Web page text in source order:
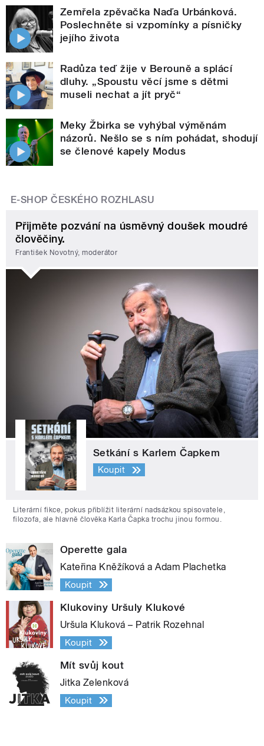
Zemřela zpěvačka Naďa Urbánková.
Poslechněte si vzpomínky a písničky
jejího života
Radůza teď žije v Berouně a splácí
dluhy. „Spoustu věcí jsme s dětmi
museli nechat a jít pryč“
Meky Žbirka se vyhýbal výměnám
názorů. Nešlo se s ním pohádat, shodují
se členové kapely Modus
E-SHOP ČESKÉHO ROZHLASU
Přijměte pozvání na úsměvný doušek moudré
člověčiny.
František Novotný, moderátor
Setkání s Karlem Čapkem
Koupit
Literární fikce, pokus přiblížit literární nadsázkou spisovatele,
filozofa, ale hlavně člověka Karla Čapka trochu jinou formou.
Operette gala
Kateřina Kněžíková a Adam Plachetka
Koupit
Klukoviny Uršuly Klukové
Uršula Kluková – Patrik Rozehnal
Koupit
Mít svůj kout
Jitka Zelenková
Koupit